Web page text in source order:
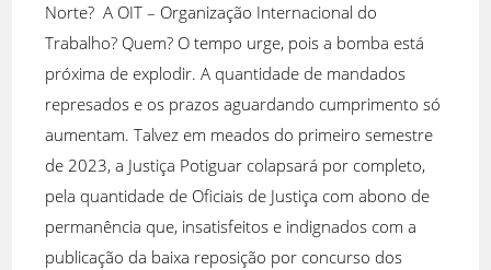
Norte? A OIT – Organização Internacional do
Trabalho? Quem? O tempo urge, pois a bomba está
próxima de explodir. A quantidade de mandados
represados e os prazos aguardando cumprimento só
aumentam. Talvez em meados do primeiro semestre
de 2023, a Justiça Potiguar colapsará por completo,
pela quantidade de Oficiais de Justiça com abono de
permanência que, insatisfeitos e indignados com a
publicação da baixa reposição por concurso dos